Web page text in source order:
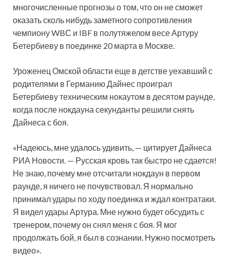
многочисленные прогнозы о том, что он не сможет
оказать сколь нибудь заметного сопротивления
чемпиону WBС и IBF в полутяжелом весе Артуру
Бетербиеву в поединке 20 марта в Москве.
Уроженец Омской области еще в детстве уехавший с
родителями в Германию Дайнес проиграл
Бетербиеву техническим нокаутом в десятом раунде,
когда после нокдауна секунданты решили снять
Дайнеса с боя.
«Надеюсь, мне удалось удивить, — цитирует Дайнеса
РИА Новости. — Русская кровь так быстро не сдается!
Не знаю, почему мне отсчитали нокдаун в первом
раунде, я ничего не почувствовал. Я нормально
принимал удары по ходу поединка и ждал контратаки.
Я видел удары Артура. Мне нужно будет обсудить с
тренером, почему он снял меня с боя. Я мог
продолжать бой, я был в сознании. Нужно посмотреть
видео».